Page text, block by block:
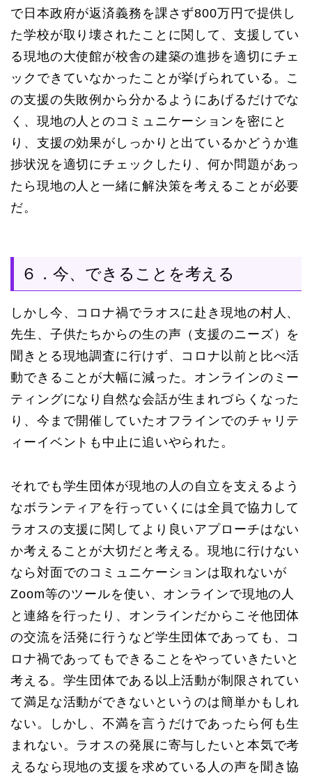
で日本政府が返済義務を課さず800万円で提供し
た学校が取り壊されたことに関して、支援してい
る現地の大使館が校舎の建築の進捗を適切にチェ
ックできていなかったことが挙げられている。こ
の支援の失敗例から分かるようにあげるだけでな
く、現地の人とのコミュニケーションを密にと
り、支援の効果がしっかりと出ているかどうか進
捗状況を適切にチェックしたり、何か問題があっ
たら現地の人と一緒に解決策を考えることが必要
だ。
６．今、できることを考える
しかし今、コロナ禍でラオスに赴き現地の村人、
先生、子供たちからの生の声（支援のニーズ）を
聞きとる現地調査に行けず、コロナ以前と比べ活
動できることが大幅に減った。オンラインのミー
ティングになり自然な会話が生まれづらくなった
り、今まで開催していたオフラインでのチャリテ
ィーイベントも中止に追いやられた。
それでも学生団体が現地の人の自立を支えるよう
なボランティアを行っていくには全員で協力して
ラオスの支援に関してより良いアプローチはない
か考えることが大切だと考える。現地に行けない
なら対面でのコミュニケーションは取れないが
Zoom等のツールを使い、オンラインで現地の人
と連絡を行ったり、オンラインだからこそ他団体
の交流を活発に行うなど学生団体であっても、コ
ロナ禍であってもできることをやっていきたいと
考える。学生団体である以上活動が制限されてい
て満足な活動ができないというのは簡単かもしれ
ない。しかし、不満を言うだけであったら何も生
まれない。ラオスの発展に寄与したいと本気で考
えるなら現地の支援を求めている人の声を聞き協